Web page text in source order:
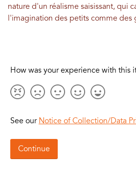
nature d'un réalisme saisissant, qui
l'imagination des petits comme des